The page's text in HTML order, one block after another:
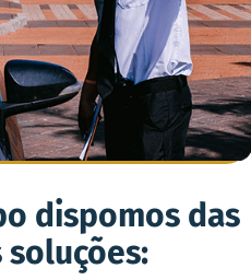
dispomos das